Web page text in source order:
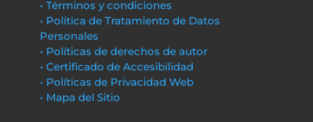
• Términos y condiciones
• Política de Tratamiento de Datos
Personales
• Políticas de derechos de autor
• Certificado de Accesibilidad
• Políticas de Privacidad Web
• Mapa del Sitio